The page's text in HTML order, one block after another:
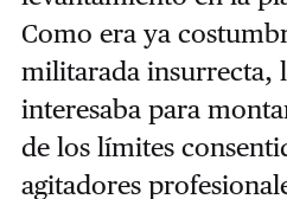
Como era ya
militarada insurrecta,
interesaba para
de los límites
agitadores